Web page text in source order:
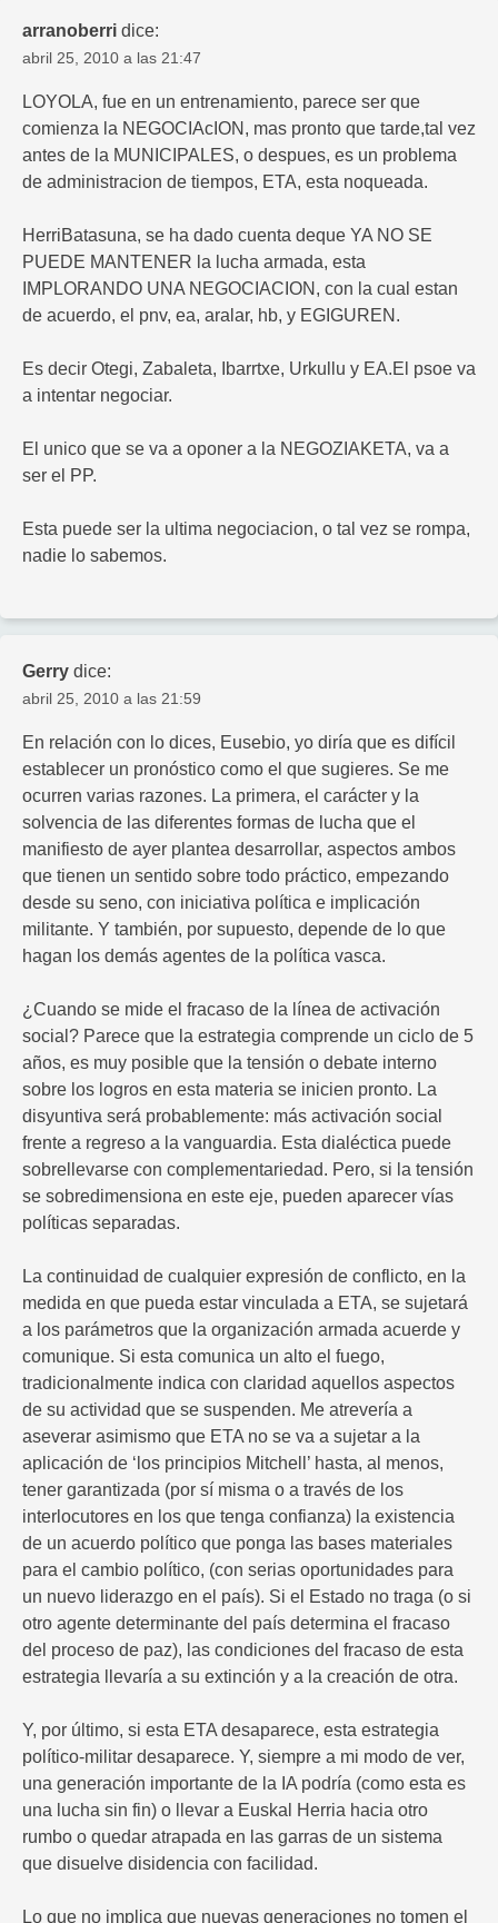
arranoberri dice:
abril 25, 2010 a las 21:47
LOYOLA, fue en un entrenamiento, parece ser que
comienza la NEGOCIAcION, mas pronto que tarde,tal vez
antes de la MUNICIPALES, o despues, es un problema
de administracion de tiempos, ETA, esta noqueada.
HerriBatasuna, se ha dado cuenta deque YA NO SE
PUEDE MANTENER la lucha armada, esta
IMPLORANDO UNA NEGOCIACION, con la cual estan
de acuerdo, el pnv, ea, aralar, hb, y EGIGUREN.
Es decir Otegi, Zabaleta, Ibarrtxe, Urkullu y EA.El psoe va
a intentar negociar.
El unico que se va a oponer a la NEGOZIAKETA, va a
ser el PP.
Esta puede ser la ultima negociacion, o tal vez se rompa,
nadie lo sabemos.
Gerry dice:
abril 25, 2010 a las 21:59
En relación con lo dices, Eusebio, yo diría que es difícil
establecer un pronóstico como el que sugieres. Se me
ocurren varias razones. La primera, el carácter y la
solvencia de las diferentes formas de lucha que el
manifiesto de ayer plantea desarrollar, aspectos ambos
que tienen un sentido sobre todo práctico, empezando
desde su seno, con iniciativa política e implicación
militante. Y también, por supuesto, depende de lo que
hagan los demás agentes de la política vasca.
¿Cuando se mide el fracaso de la línea de activación
social? Parece que la estrategia comprende un ciclo de 5
años, es muy posible que la tensión o debate interno
sobre los logros en esta materia se inicien pronto. La
disyuntiva será probablemente: más activación social
frente a regreso a la vanguardia. Esta dialéctica puede
sobrellevarse con complementariedad. Pero, si la tensión
se sobredimensiona en este eje, pueden aparecer vías
políticas separadas.
La continuidad de cualquier expresión de conflicto, en la
medida en que pueda estar vinculada a ETA, se sujetará
a los parámetros que la organización armada acuerde y
comunique. Si esta comunica un alto el fuego,
tradicionalmente indica con claridad aquellos aspectos
de su actividad que se suspenden. Me atrevería a
aseverar asimismo que ETA no se va a sujetar a la
aplicación de ‘los principios Mitchell’ hasta, al menos,
tener garantizada (por sí misma o a través de los
interlocutores en los que tenga confianza) la existencia
de un acuerdo político que ponga las bases materiales
para el cambio político, (con serias oportunidades para
un nuevo liderazgo en el país). Si el Estado no traga (o si
otro agente determinante del país determina el fracaso
del proceso de paz), las condiciones del fracaso de esta
estrategia llevaría a su extinción y a la creación de otra.
Y, por último, si esta ETA desaparece, esta estrategia
político-militar desaparece. Y, siempre a mi modo de ver,
una generación importante de la IA podría (como esta es
una lucha sin fin) o llevar a Euskal Herria hacia otro
rumbo o quedar atrapada en las garras de un sistema
que disuelve disidencia con facilidad.
Lo que no implica que nuevas generaciones no tomen el